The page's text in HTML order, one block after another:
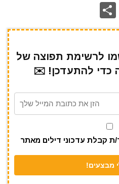
T
h
e
לרשימת תפוצה של
כדי להתעדכן! ✉️
קבלת עדכוני דילים מאתר